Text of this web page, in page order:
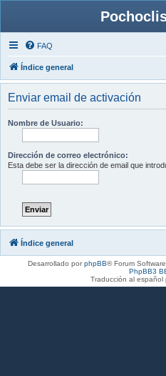
FAQ
Índice general
Enviar email de activación
Nombre de Usuario:
Dirección de correo electrónico:
Esta debe ser la dirección de email que
Índice general
Desarrollado porphpBB® Forum
PhpBB3
Traducción al español